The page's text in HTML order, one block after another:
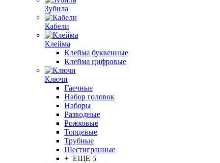
Зубила
Кабели
Клейма
Клейма буквенные
Клейма цифровые
Ключи
Гаечные
Набор головок
Наборы
Разводные
Рожковые
Торцевые
Трубные
Шестигранные
+ ЕЩЕ 5